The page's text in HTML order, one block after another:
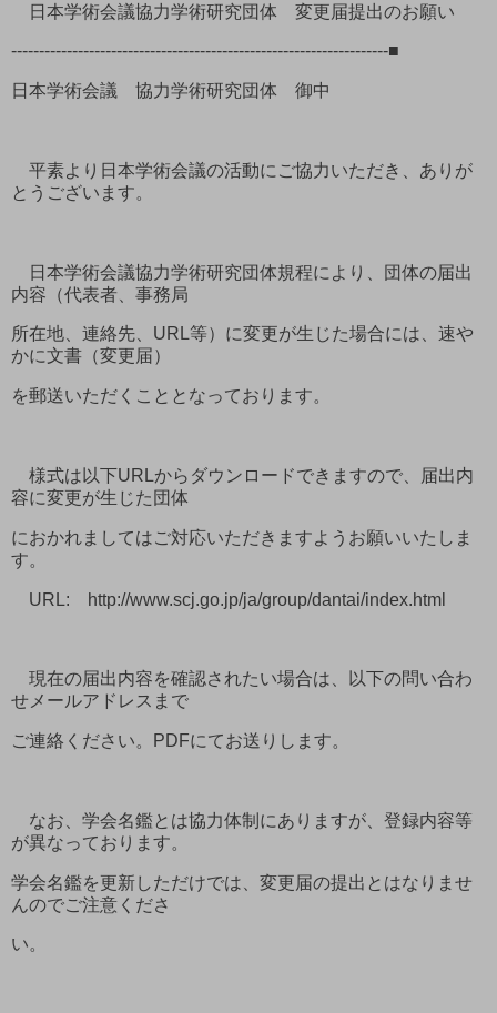
日本学術会議協力学術研究団体 変更届提出のお願い
--------------------------------------------------------------------■
日本学術会議 協力学術研究団体 御中
平素より日本学術会議の活動にご協力いただき、ありが
とうございます。
日本学術会議協力学術研究団体規程により、団体の届出
内容（代表者、事務局
所在地、連絡先、URL等）に変更が生じた場合には、速や
かに文書（変更届）
を郵送いただくこととなっております。
様式は以下URLからダウンロードできますので、届出内
容に変更が生じた団体
におかれましてはご対応いただきますようお願いいたしま
す。
URL: http://www.scj.go.jp/ja/group/dantai/index.html
現在の届出内容を確認されたい場合は、以下の問い合わ
せメールアドレスまで
ご連絡ください。PDFにてお送りします。
なお、学会名鑑とは協力体制にありますが、登録内容等
が異なっております。
学会名鑑を更新しただけでは、変更届の提出とはなりませ
んのでご注意くださ
い。